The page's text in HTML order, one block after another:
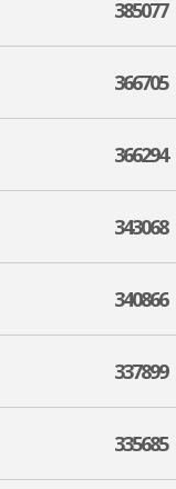
385077
366705
366294
343068
340866
337899
335685